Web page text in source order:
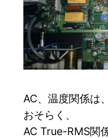
AC、温度関係は
おそらく、
AC True-RMS関